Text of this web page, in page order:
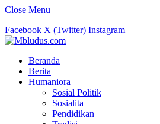
Close Menu
Facebook X (Twitter) Instagram
Beranda
Berita
Humaniora
Sosial Politik
Sosialita
Pendidikan